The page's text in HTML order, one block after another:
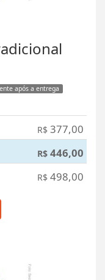
após a entrega
R$ 377,00
R$ 446,00
R$ 498,00